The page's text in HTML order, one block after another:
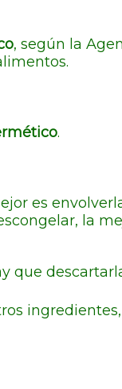
, según la
.
es
la
que